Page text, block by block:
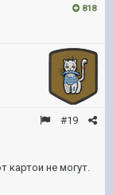
818
#19
картои не могут.